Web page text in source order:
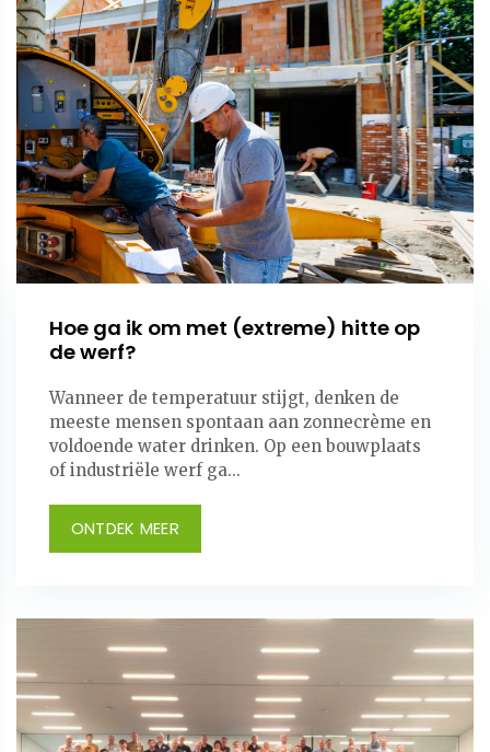
Hoe ga ik om met (extreme) hitte op
de werf?
Wanneer de temperatuur stijgt, denken de
meeste mensen spontaan aan zonnecrème en
voldoende water drinken. Op een bouwplaats
of industriële werf ga...
ONTDEK MEER